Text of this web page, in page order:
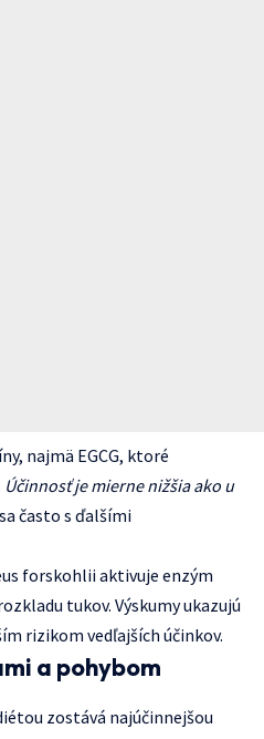
najmä EGCG, ktoré
Účinnosť je mierne nižšia ako u
často s ďalšími
forskohlii aktivuje enzým
tukov. Výskumy ukazujú
rizikom vedľajších účinkov.
a pohybom
zostává najúčinnejšou